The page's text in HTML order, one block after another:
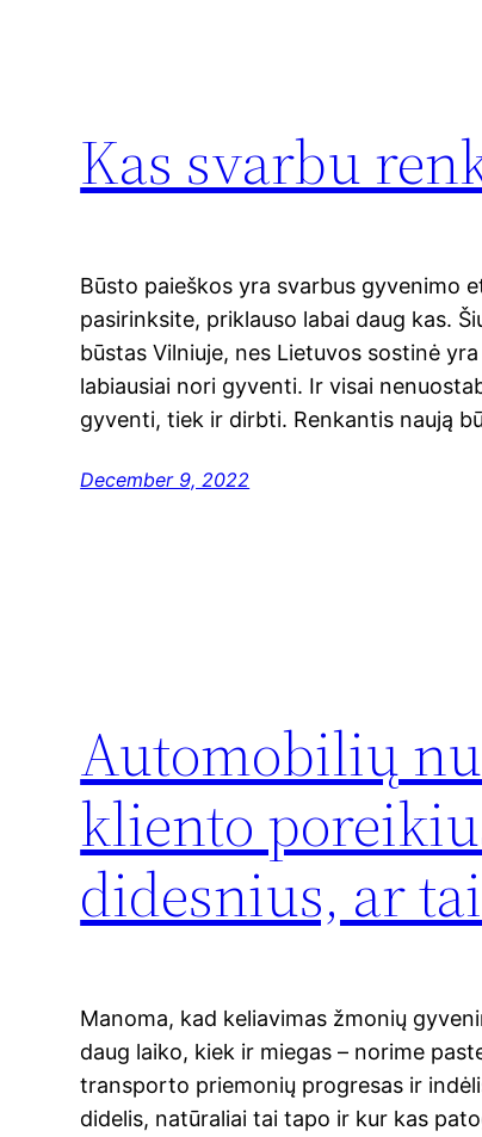
Kas svarbu
Būsto paieškos yra svarbus gyvenimo
pasirinksite, priklauso labai daug kas.
būstas Vilniuje, nes Lietuvos sostinė
labiausiai nori gyventi. Ir visai
gyventi, tiek ir dirbti. Renkantis naują
December 9, 2022
Automobilių
kliento
didesnius, ar
Manoma, kad keliavimas žmonių
daug laiko, kiek ir miegas – norime
transporto priemonių progresas ir
didelis, natūraliai tai tapo ir kur kas